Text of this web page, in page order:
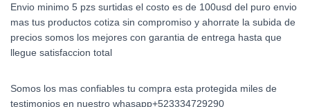
Envio minimo 5 pzs surtidas el costo es de 100usd del puro envio
mas tus productos cotiza sin compromiso y ahorrate la subida de
precios somos los mejores con garantia de entrega hasta que
llegue satisfaccion total
Somos los mas confiables tu compra esta protegida miles de
testimonios en nuestro whasapp+523334729290